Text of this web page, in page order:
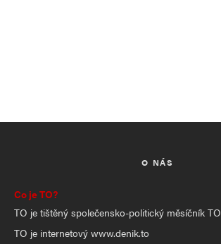
O NÁS
Co je TO?
TO je tištěný společensko-politický měsíčník TO
TO je internetový www.denik.to